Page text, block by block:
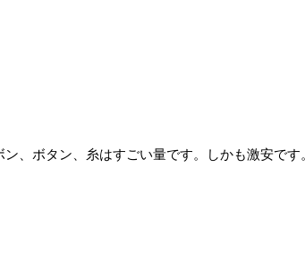
、ボタン、糸はすごい量です。しかも激安です